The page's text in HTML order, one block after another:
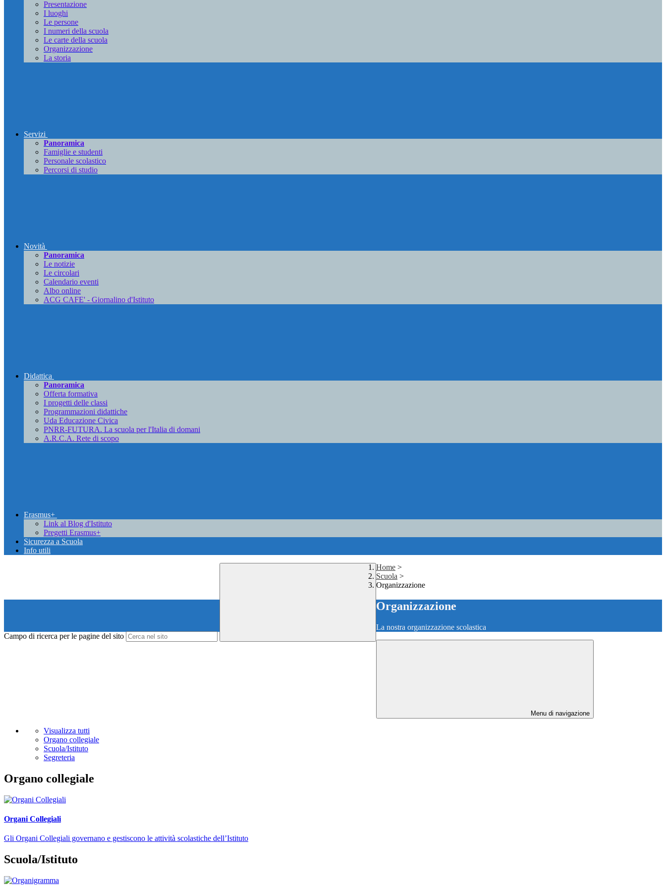
Presentazione
I luoghi
Le persone
I numeri della scuola
Le carte della scuola
Organizzazione
La storia
Servizi
Panoramica
Famiglie e studenti
Personale scolastico
Percorsi di studio
Novità
Panoramica
Le notizie
Le circolari
Calendario eventi
Albo online
ACG CAFE' - Giornalino d'Istituto
Didattica
Panoramica
Offerta formativa
I progetti delle classi
Programmazioni didattiche
Uda Educazione Civica
PNRR-FUTURA. La scuola per l'Italia di domani
A.R.C.A. Rete di scopo
Erasmus+
Link al Blog d'Istituto
Pregetti Erasmus+
Sicurezza a Scuola
Info utili
Campo di ricerca per le pagine del sito
Home >
Scuola >
Organizzazione
Organizzazione
La nostra organizzazione scolastica
Menu di navigazione
Visualizza tutti
Organo collegiale
Scuola/Istituto
Segreteria
Organo collegiale
Organi Collegiali
Gli Organi Collegiali governano e gestiscono le attività scolastiche dell’Istituto
Scuola/Istituto